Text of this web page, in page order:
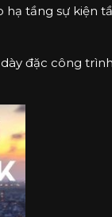
hạ tầng sự kiện
đặc công trình